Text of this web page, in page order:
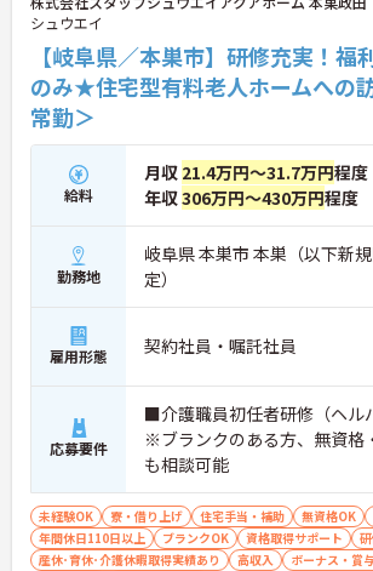
シュウエイ
【岐阜県／本巣市】研修充実！
のみ★住宅型有料老人ホームへの
常勤＞
給料
月収 21.4万円～31.7万円程度
年収306万円～430万円程度
勤務地
岐阜県 本巣市 本巣（以下新
定）
雇用形態 契約社員・嘱託社員
応募要件
■介護職員初任者研修（ヘル
※ブランクのある方、無資格
も相談可能
未経験OK 寮・借り上げ 住宅手当・補助 無資格OK
年間休日110日以上
ブランクOK 資格取得サポート
産休･育休･介護休暇取得実績あり
高収入 ボーナス・賞